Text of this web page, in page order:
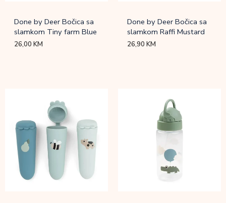
Done by Deer Bočica sa
slamkom Tiny farm Blue
26,00KM
Done by Deer Bočica sa
slamkom Raffi Mustard
26,90KM